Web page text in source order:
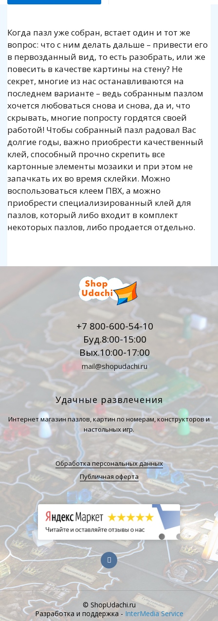
Когда пазл уже собран, встает один и тот же
вопрос: что с ним делать дальше – привести его
в первозданный вид, то есть разобрать, или же
повесить в качестве картины на стену? Не
секрет, многие из нас останавливаются на
последнем варианте – ведь собранным пазлом
хочется любоваться снова и снова, да и, что
скрывать, многие попросту гордятся своей
работой! Чтобы собранный пазл радовал Вас
долгие годы, важно приобрести качественный
клей, способный прочно скрепить все
картонные элементы мозаики и при этом не
запачкать их во время склейки. Можно
воспользоваться клеем ПВХ, а можно
приобрести специализированный клей для
пазлов, который либо входит в комплект
некоторых пазлов, либо продается отдельно.
+7 800-600-54-10
Буд.8:00-15:00
Вых.10:00-17:00
mail@shopudachi.ru
Удачные развлечения
Интернет магазин пазлов, картин по номерам, конструкторов и
настольных игр.
Обработка персональных данных
Публичная оферта
© ShopUdachi.ru
Разработка и поддержка - InterMedia Service